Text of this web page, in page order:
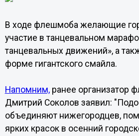
В ходе флешмоба желающие
участие в танцевальном
танцевальных движений», а
форме гигантского смайла.
Напомним,ранее организатор
Дмитрий Соколов заявил:
объединяют нижегородцев,
ярких красок в осенний